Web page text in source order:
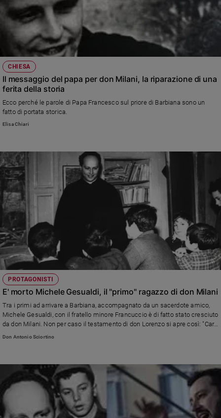
CHIESA
Il messaggio del papa per don Milani, la riparazione di una
ferita della storia
Ecco perché le parole di Papa Francesco sul priore di Barbiana sono un
fatto di portata storica.
Elisa Chiari
PROTAGONISTI
E' morto Michele Gesualdi, il "primo" ragazzo di don Milani
Tra i primi ad arrivare a Barbiana, accompagnato da un sacerdote amico,
Michele Gesualdi, con il fratello minore Francuccio è di fatto stato cresciuto
da don Milani. Non per caso il testamento di don Lorenzo si apre così: "Caro
Michele, caro Francuccio, cari ragazzi...". Ripubblichiamo la sua ultima
Don Antonio Sciortino